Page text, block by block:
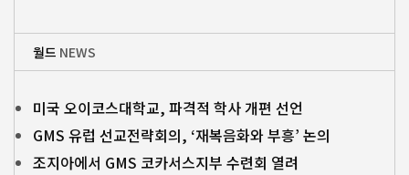
월드 NEWS
미국 오이코스대학교, 파격적 학사 개편 선언
GMS 유럽 선교전략회의, ‘재복음화와 부흥’ 논의
조지아에서 GMS 코카서스지부 수련회 열려